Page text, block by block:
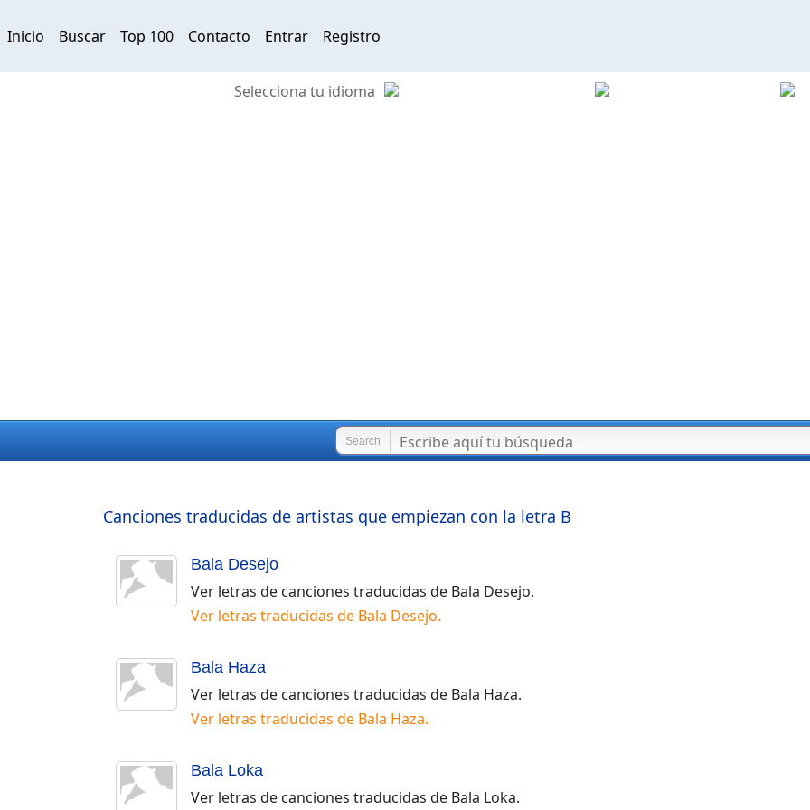
Inicio Buscar Top 100 Contacto Entrar Registro
Selecciona tu idioma
Search
Canciones traducidas de artistas que empiezan con la letra B
Bala Desejo
Ver letras de canciones traducidas de Bala Desejo.
Ver letras traducidas de Bala Desejo.
Bala Haza
Ver letras de canciones traducidas de Bala Haza.
Ver letras traducidas de Bala Haza.
Bala Loka
Ver letras de canciones traducidas de Bala Loka.